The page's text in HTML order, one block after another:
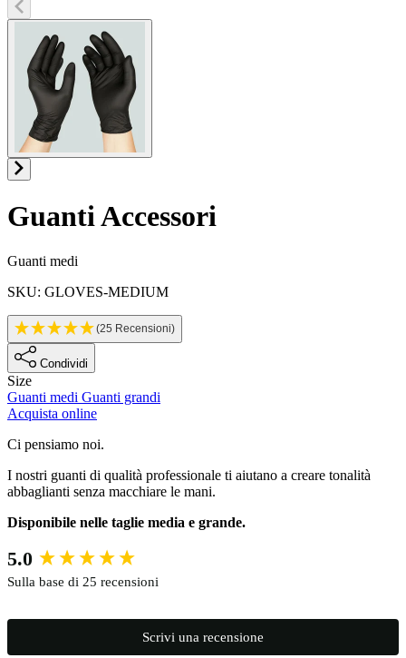
GuantiAccessori
Informazioni sul prodotto
Guanti medi
SKU: GLOVES-MEDIUM
(25 Recensioni)
Condividi
Size
Guanti medi Guanti grandi
Acquista online
Description
Ci pensiamo noi.
I nostri guanti di qualità professionale ti aiutano a creare tonalità
abbaglianti senza macchiare le mani.
Disponibile nelle taglie media e grande.
5.0
Sulla base di 25 recensioni
Scrivi una recensione
New content loaded